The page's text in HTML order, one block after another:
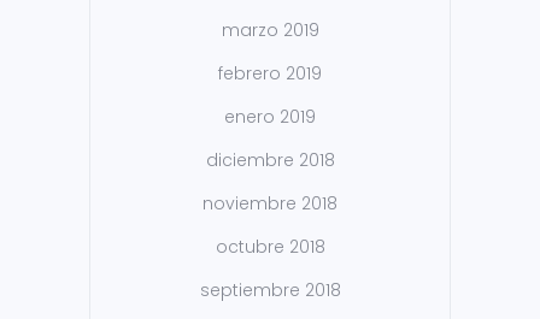
marzo 2019
febrero 2019
enero 2019
diciembre 2018
noviembre 2018
octubre 2018
septiembre 2018